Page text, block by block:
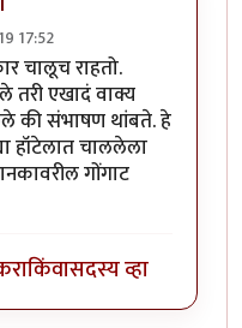
17:52
चालूच राहतो.
एखादं वाक्य
की संभाषण थांबते. हे
हॉटेलात चाललेला
गोंगाट
किंवासदस्य व्हा